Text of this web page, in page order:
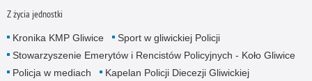
Z życia jednostki
Kronika KMP Gliwice
Sport w gliwickiej Policji
Stowarzyszenie Emerytów i Rencistów Policyjnych - Koło Gliwice
Policja w mediach
Kapelan Policji Diecezji Gliwickiej